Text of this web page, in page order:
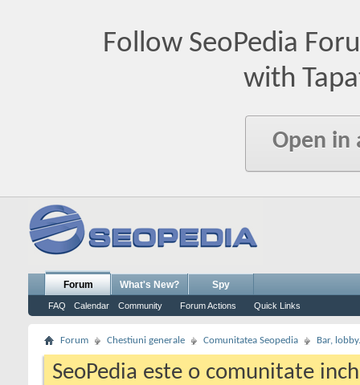
Follow SeoPedia
with
Open in
Forum
FAQ Calendar Community Forum Actions Quick Links
What's New? Spy
Forum Chestiuni generale Comunitatea Seopedia Bar,
SeoPedia este o comunitate